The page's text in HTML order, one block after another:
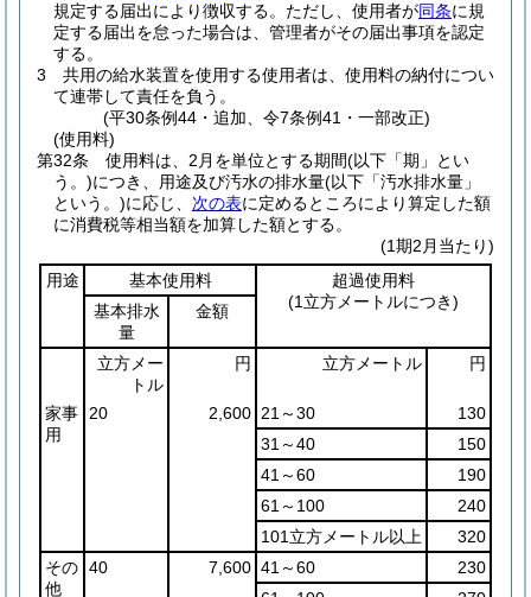
規定する届出により徴収する。 ただし、使用者が同条に規
定する届出を怠った場合は、管理者がその届出事項を認定
する。
3
共用の給水装置を使用する使用者は、使用料の納付につい
て連帯して責任を負う。
(平30条例44・追加、令7条例41・一部改正)
(使用料)
第32条
使用料は、2月を単位とする期間(以下「期」とい
う。)につき、用途及び汚水の排水量(以下「汚水排水量」
という。)に応じ、 次の表に定めるところにより算定した額
に消費税等相当額を加算した額とする。
(1期2月当たり)
用途
基本使用料
超過使用料
(1立方メートルにつき)
基本排水
量
金額
立方メー
トル
円 立方メートル 円
家事
用
20 2,600 21～30
130
31～40
150
41～60
190
61～100
240
101立方メートル以上
320
その
他
40 7,600 41～60
230